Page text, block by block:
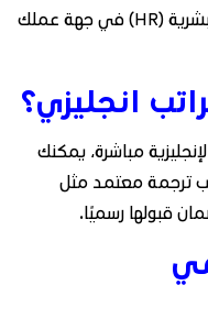
يُصدر الخطاب عادة من قسم الموارد البشرية (HR) في جهة عملك
انجليزي؟
مباشرة، يمكنك
ترجمة معتمد مثل
قبولها رسميًا.